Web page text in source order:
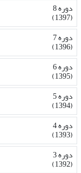
دوره 8
(1397)
دوره 7
(1396)
دوره 6
(1395)
دوره 5
(1394)
دوره 4
(1393)
دوره 3
(1392)